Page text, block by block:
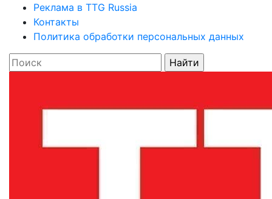
Реклама в TTG Russia
Контакты
Политика обработки персональных данных